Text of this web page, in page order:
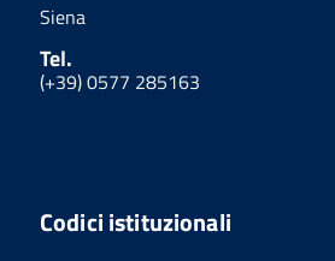
Siena
Tel.
(+39) 0577 285163
Codici istituzionali